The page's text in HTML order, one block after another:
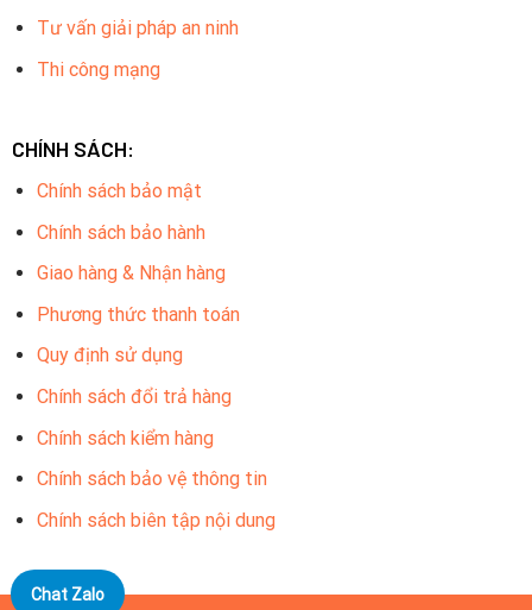
Tư vấn giải pháp an ninh
Thi công mạng
CHÍNH SÁCH:
Chính sách bảo mật
Chính sách bảo hành
Giao hàng & Nhận hàng
Phương thức thanh toán
Quy định sử dụng
Chính sách đổi trả hàng
Chính sách kiểm hàng
Chính sách bảo vệ thông tin
Chính sách biên tập nội dung
Chat Zalo